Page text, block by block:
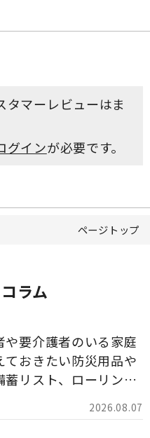
タマーレビューはま
グインが必要です。
ページトップ
ラム
2026.08.07
や要介護者のいる家庭
ておきたい防災用品や
蓄リスト、ローリング
クのポイントについて
ます。